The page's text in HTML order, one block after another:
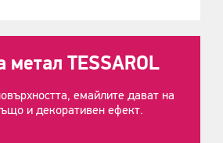
метал TESSAROL
емайлите дават на
и декоративен ефект.